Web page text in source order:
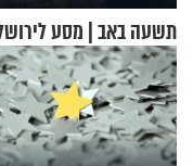
תשעה באב | מסע